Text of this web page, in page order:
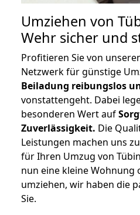
Umziehen von
Wehr sicher und
Profitieren Sie von
Netzwerk für günstige
Beiladung reibungslos
vonstattengeht. Dabei
besonderen Wert auf
Zuverlässigkeit. Die
Leistungen machen uns
für Ihren Umzug von
nun eine kleine Wohnung
umziehen, wir haben die
Sie.